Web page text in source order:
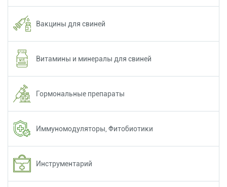
Вакцины для свиней
Витамины и минералы для свиней
Гормональные препараты
Иммуномодуляторы, Фитобиотики
Инструментарий